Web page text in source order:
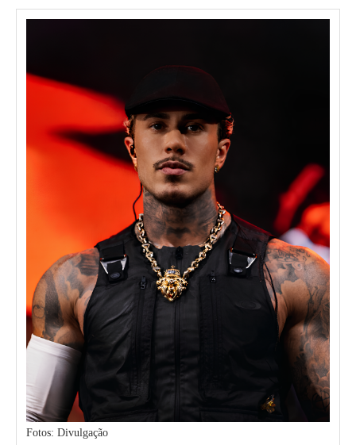
Fotos: Divulgação